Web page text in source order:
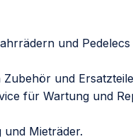
und
und
für Wartung und
Mieträder.